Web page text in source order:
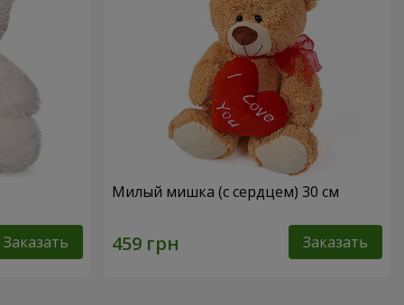
Заказать
Милый мишка (с сердцем) 30 см
Заказать